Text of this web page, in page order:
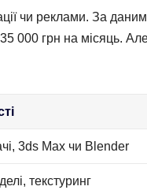
чи реклами. За
000 грн на місяць.
3ds Max чи Blender
текстуринг